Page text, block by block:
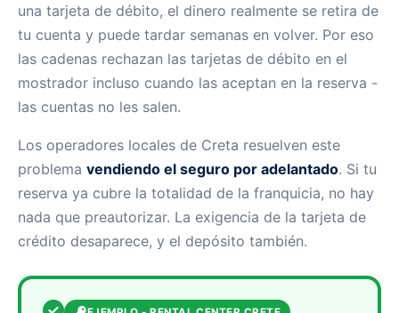
una tarjeta de débito, el dinero realmente se retira de
tu cuenta y puede tardar semanas en volver. Por eso
las cadenas rechazan las tarjetas de débito en el
mostrador incluso cuando las aceptan en la reserva -
las cuentas no les salen.
Los operadores locales de Creta resuelven este
problema vendiendo el seguro por adelantado. Si tu
reserva ya cubre la totalidad de la franquicia, no hay
nada que preautorizar. La exigencia de la tarjeta de
crédito desaparece, y el depósito también.